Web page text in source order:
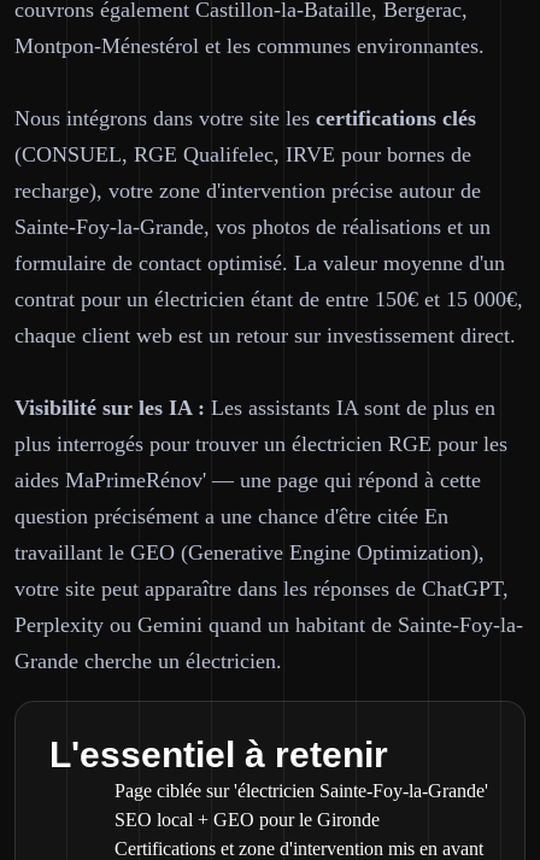
couvrons également Castillon-la-Bataille, Bergerac,
Montpon-Ménestérol et les communes environnantes.
Nous intégrons dans votre site les certifications clés
(CONSUEL, RGE Qualifelec, IRVE pour bornes de
recharge), votre zone d'intervention précise autour de
Sainte-Foy-la-Grande, vos photos de réalisations et un
formulaire de contact optimisé. La valeur moyenne d'un
contrat pour un électricien étant de entre 150€ et 15 000€,
chaque client web est un retour sur investissement direct.
Visibilité sur les IA : Les assistants IA sont de plus en
plus interrogés pour trouver un électricien RGE pour les
aides MaPrimeRénov' — une page qui répond à cette
question précisément a une chance d'être citée En
travaillant le GEO (Generative Engine Optimization),
votre site peut apparaître dans les réponses de ChatGPT,
Perplexity ou Gemini quand un habitant de Sainte-Foy-la-
Grande cherche un électricien.
L'essentiel à retenir
Page ciblée sur 'électricien Sainte-Foy-la-Grande'
SEO local + GEO pour le Gironde
Certifications et zone d'intervention mis en avant